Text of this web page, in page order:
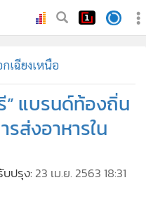
เฉียงเหนือ
” แบรนด์ท้องถิ่น
ส่งอาหารใน
บปรุง: 23 เม.ย. 2563 18:31